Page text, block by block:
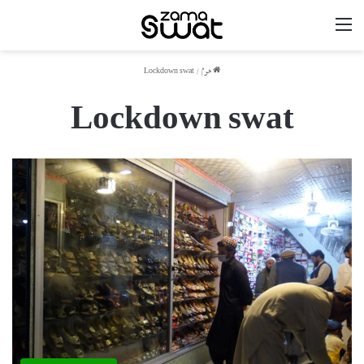
ھوم/
Lockdown swat
Lockdown swat